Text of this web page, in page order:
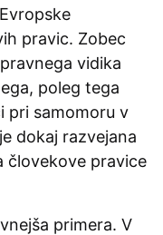
pravic. Zobec
vidika
poleg tega
pri samomoru v
dokaj razvejana
človekove pravice
primera. V